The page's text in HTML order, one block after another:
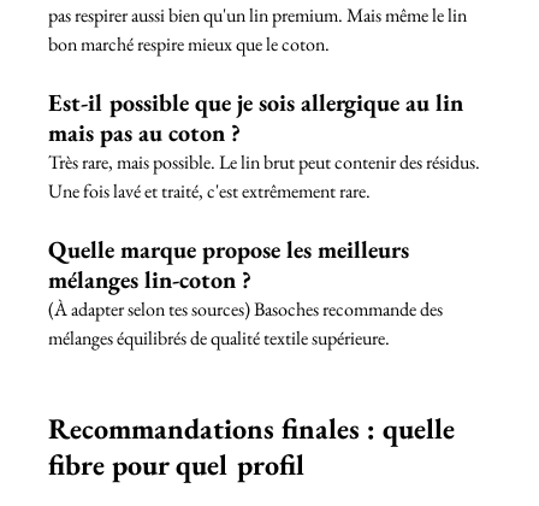
pas respirer aussi bien qu'un lin premium. Mais même le lin
bon marché respire mieux que le coton.
Est-il possible que je sois allergique au lin
mais pas au coton ?
Très rare, mais possible. Le lin brut peut contenir des résidus.
Une fois lavé et traité, c'est extrêmement rare.
Quelle marque propose les meilleurs
mélanges lin-coton ?
(À adapter selon tes sources) Basoches recommande des
mélanges équilibrés de qualité textile supérieure.
Recommandations finales : quelle
fibre pour quel profil